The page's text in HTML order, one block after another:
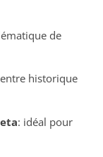
de
historique
: idéal pour